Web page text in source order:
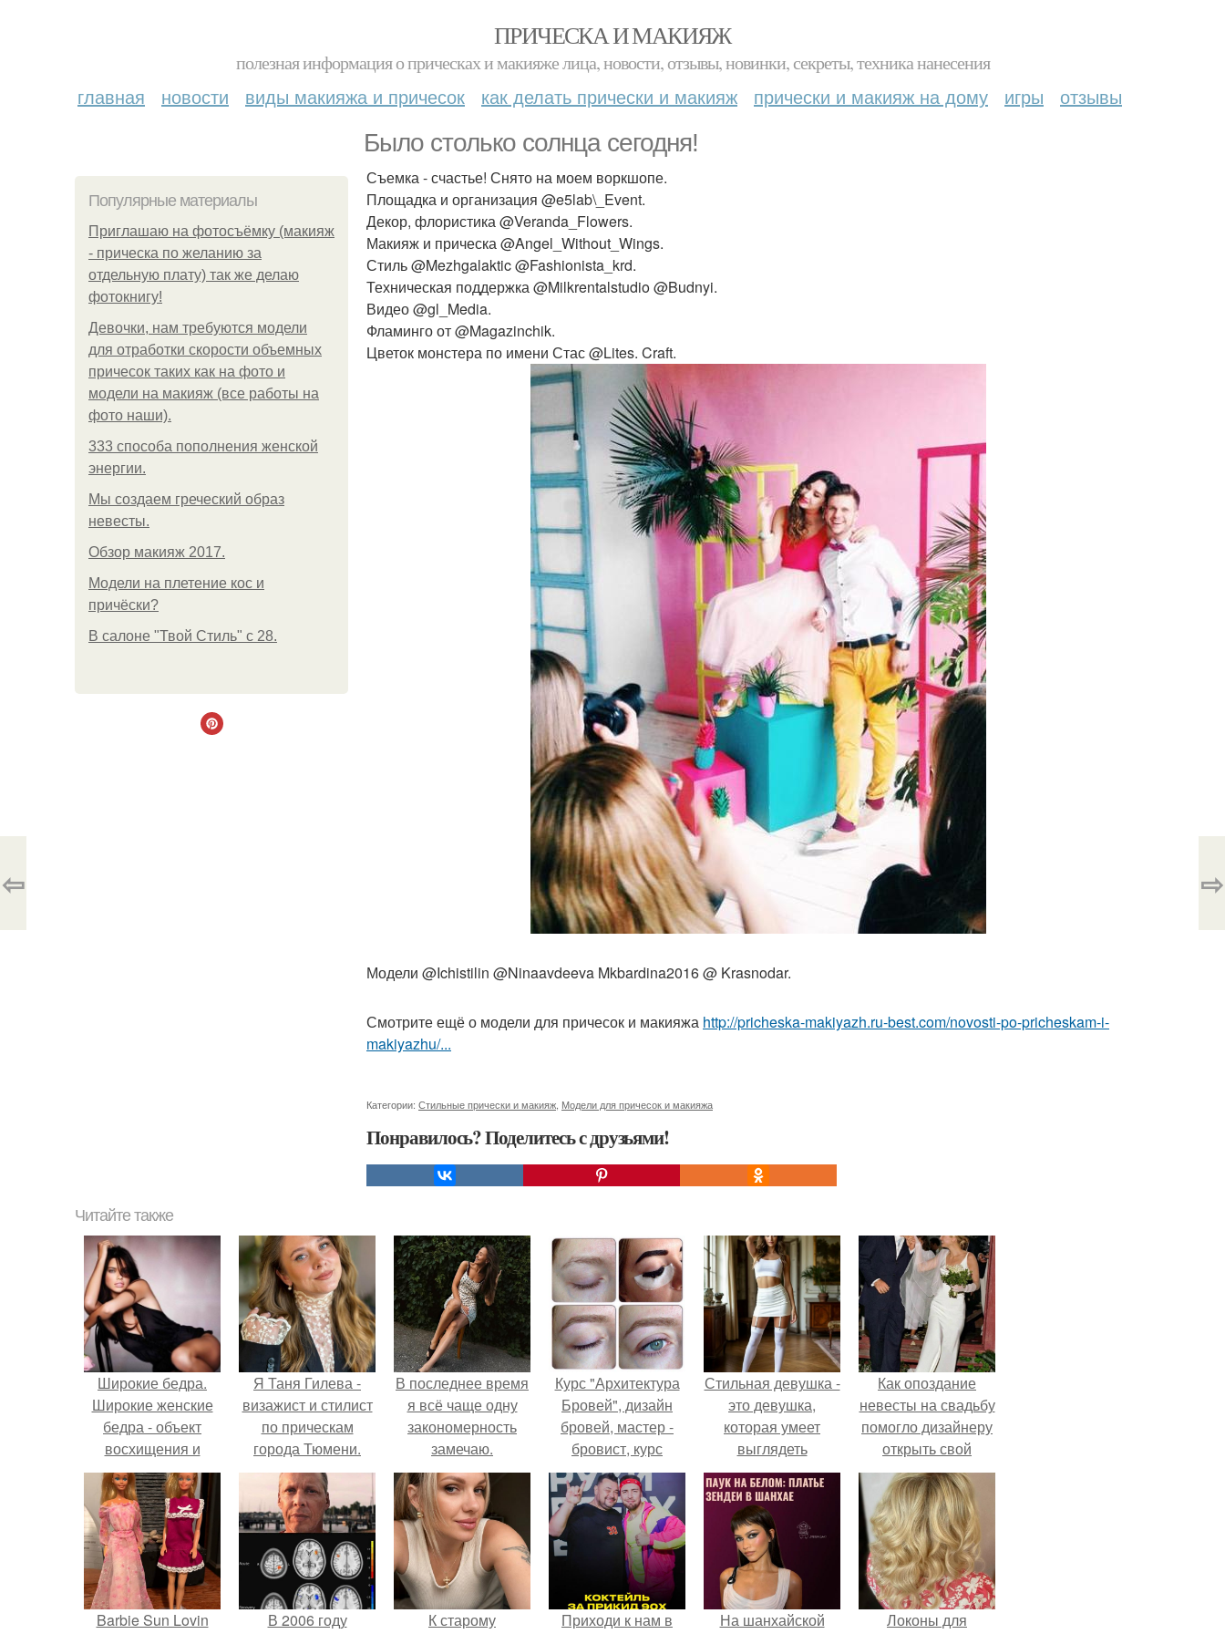
ПРИЧЕСКА И МАКИЯЖ
полезная информация о прическах и макияже лица, новости, отзывы, новинки, секреты, техника нанесения
главная новости виды макияжа и причесок как делать прически и макияж прически и макияж на дому игры отзывы
Было столько солнца сегодня!
Популярные материалы
Приглашаю на фотосъёмку (макияж
- прическа по желанию за
отдельную плату) так же делаю
фотокнигу!
Девочки, нам требуются модели
для отработки скорости объемных
причесок таких как на фото и
модели на макияж (все работы на
фото наши).
333 способа пополнения женской
энергии.
Мы создаем греческий образ
невесты.
Обзор макияж 2017.
Модели на плетение кос и
причёски?
В салоне "Твой Стиль" с 28.
Съемка - счастье! Снято на моем воркшопе.
Площадка и организация @e5lab\_Event.
Декор, флористика @Veranda_Flowers.
Макияж и прическа @Angel_Without_Wings.
Стиль @Mezhgalaktic @Fashionista_krd.
Техническая поддержка @Milkrentalstudio @Budnyi.
Видео @gl_Media.
Фламинго от @Magazinchik.
Цветок монстера по имени Стас @Lites. Craft.
Модели @Ichistilin @Ninaavdeeva Mkbardina2016 @ Krasnodar.
Смотрите ещё о модели для причесок и макияжа http://pricheska-makiyazh.ru-best.com/novosti-po-pricheskam-i-
makiyazhu/...
Категории: Стильные прически и макияж Модели для причесок и макияжа
Понравилось? Поделитесь с друзьями!
⇦ ⇨
Читайте также
Широкие бедра.
Широкие женские
бедра - объект
восхищения и
вожделения многих
мужчин.
Я Таня Гилева -
визажист и стилист
по прическам
города Тюмени.
В последнее время
я всё чаще одну
закономерность
замечаю.
Курс "Архитектура
Бровей", дизайн
бровей, мастер -
бровист, курс
коррекции бровей.
Стильная девушка -
это девушка,
которая умеет
выглядеть
привлекательно и
элегантно в любои
ситуации.
Как опоздание
невесты на свадьбу
помогло дизайнеру
открыть свой
бренд.
Barbie Sun Lovin
В 2006 году
К старому
Приходи к нам в
На шанхайской
Локоны для